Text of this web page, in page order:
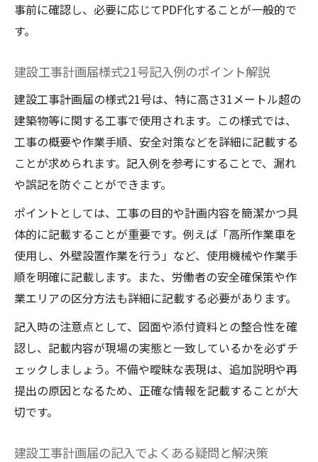
事前に確認し、必要に応じてPDF化することが一般的で
す。
建設工事計画届様式21号記入例のポイント解説
建設工事計画届の様式21号は、特に高さ31メートル超の
建築物等に関する工事で使用されます。この様式では、
工事の概要や作業手順、安全対策などを詳細に記載する
ことが求められます。記入例を参考にすることで、漏れ
や誤記を防ぐことができます。
ポイントとしては、工事の目的や計画内容を簡潔かつ具
体的に記載することが重要です。例えば「高所作業車を
使用し、外壁設置作業を行う」など、使用機械や作業手
順を明確に記載します。また、労働者の安全確保策や作
業エリアの区分方法も詳細に記載する必要があります。
記入時の注意点として、図面や添付資料との整合性を確
認し、記載内容が現場の実態と一致しているかを必ずチ
ェックしましょう。不備や曖昧な表現は、追加説明や再
提出の原因となるため、正確な情報を記載することが大
切です。
建設工事計画届の記入でよくある疑問と解決策